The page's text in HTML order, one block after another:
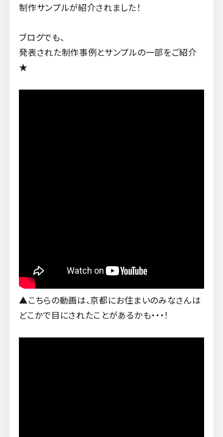
制作サンプルが紹介されました！
ブログでも、
発表された制作事例とサンプルの一部をご紹介
★
▲こちらの動画は、京都にお住まいのみなさんは
どこかで目にされたことがあるかも・・・！